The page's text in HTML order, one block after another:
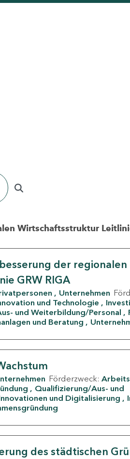
Wirtschaftsstruktur
der regionalen
GRW RIGA
Unternehmen
und Technologie
und Weiterbildung/Personal
und Beratung
Förderzweck:
Qualifizierung/Aus- und
und Digitalisierung
des städtischen